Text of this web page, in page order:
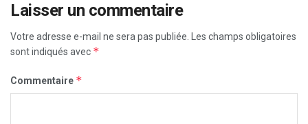
Laisser un commentaire
Votre adresse e-mail ne sera pas publiée.
Les champs obligatoires
sont indiqués avec *
Commentaire *